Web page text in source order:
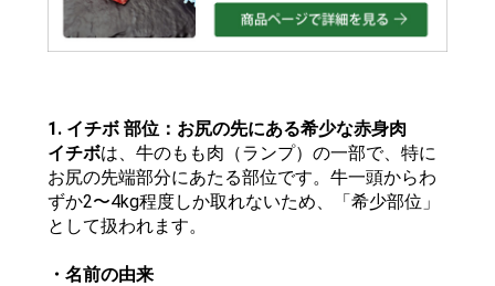
1. イチボ 部位：お尻の先にある希少な赤身肉
イチボは、牛のもも肉（ランプ）の一部で、特に
お尻の先端部分にあたる部位です。牛一頭からわ
ずか2〜4kg程度しか取れないため、「希少部位」
として扱われます。
・名前の由来